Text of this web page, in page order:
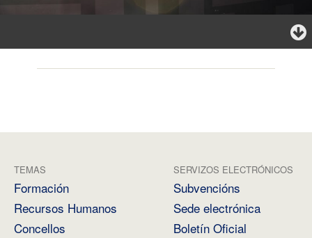
TEMAS
Formación
Recursos Humanos
Concellos
SERVIZOS ELECTRÓNICOS
Subvencións
Sede electrónica
Boletín Oficial